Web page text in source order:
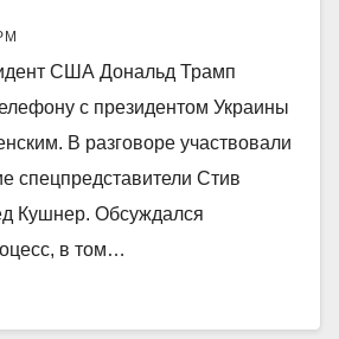
США Дональд Трамп
с президентом Украины
В разговоре участвовали
спецпредставители Стив
Кушнер. Обсуждался
в том…